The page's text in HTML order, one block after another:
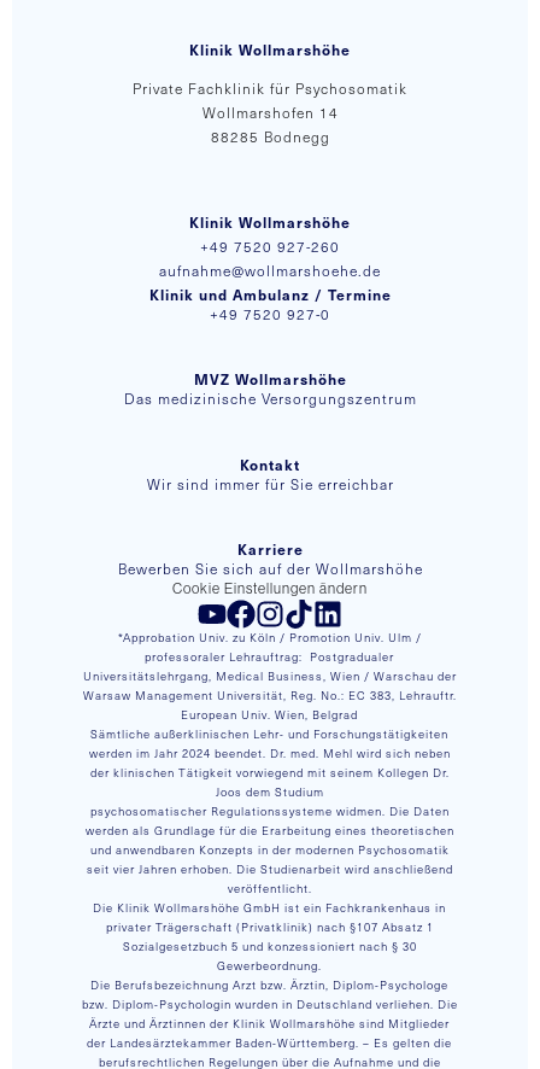
Klinik Wollmarshöhe
Private Fachklinik für Psychosomatik
Wollmarshofen 14
88285 Bodnegg
Klinik Wollmarshöhe
+49 7520 927-260
aufnahme@wollmarshoehe.de
Klinik und Ambulanz / Termine
+49 7520 927-0
MVZ Wollmarshöhe
Das medizinische Versorgungszentrum
Kontakt
Wir sind immer für Sie erreichbar
Karriere
Bewerben Sie sich auf der Wollmarshöhe
Cookie Einstellungen ändern
Folgen Sie uns auf YouTube
Folgen Sie uns auf Facebook
Folgen Sie uns auf Instagram
Folgen Sie uns auf TikTok
Folgen Sie uns auf LinkedIn
*Approbation Univ. zu Köln / Promotion Univ. Ulm /
professoraler Lehrauftrag: Postgradualer
Universitätslehrgang, Medical Business, Wien / Warschau der
Warsaw Management Universität, Reg. No.: EC 383, Lehrauftr.
European Univ. Wien, Belgrad
Sämtliche außerklinischen Lehr- und Forschungstätigkeiten
werden im Jahr 2024 beendet. Dr. med. Mehl wird sich neben
der klinischen Tätigkeit vorwiegend mit seinem Kollegen Dr.
Joos dem Studium
psychosomatischer Regulationssysteme widmen. Die Daten
werden als Grundlage für die Erarbeitung eines theoretischen
und anwendbaren Konzepts in der modernen Psychosomatik
seit vier Jahren erhoben. Die Studienarbeit wird anschließend
veröffentlicht.
Die Klinik Wollmarshöhe GmbH ist ein Fachkrankenhaus in
privater Trägerschaft (Privatklinik) nach §107 Absatz 1
Sozialgesetzbuch 5 und konzessioniert nach § 30
Gewerbeordnung.
Die Berufsbezeichnung Arzt bzw. Ärztin, Diplom-Psychologe
bzw. Diplom-Psychologin wurden in Deutschland verliehen. Die
Ärzte und Ärztinnen der Klinik Wollmarshöhe sind Mitglieder
der Landesärztekammer Baden-Württemberg. – Es gelten die
berufsrechtlichen Regelungen über die Aufnahme und die